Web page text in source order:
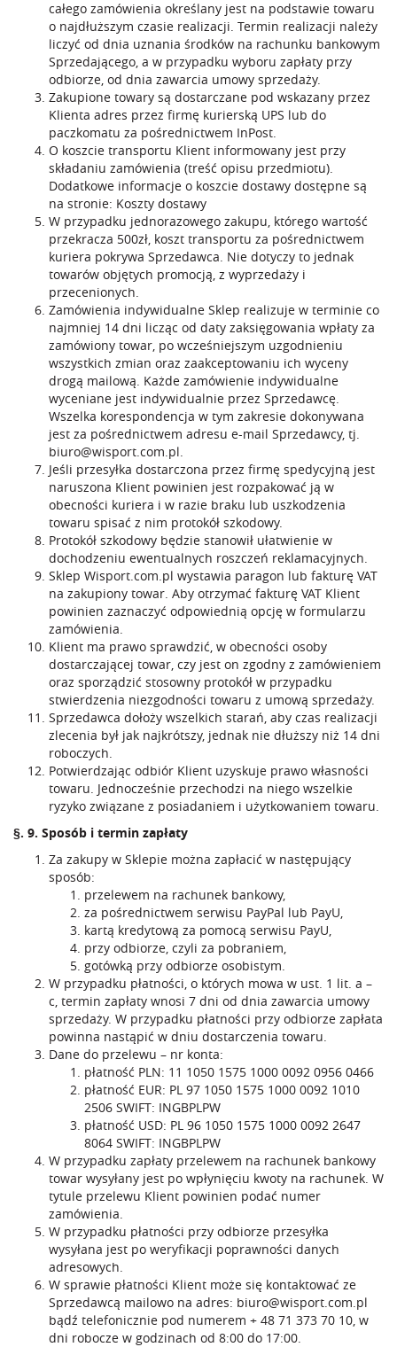
całego zamówienia określany jest na podstawie towaru
o najdłuższym czasie realizacji. Termin realizacji należy
liczyć od dnia uznania środków na rachunku bankowym
Sprzedającego, a w przypadku wyboru zapłaty przy
odbiorze, od dnia zawarcia umowy sprzedaży.
Zakupione towary są dostarczane pod wskazany przez
Klienta adres przez firmę kurierską UPS lub do
paczkomatu za pośrednictwem InPost.
O koszcie transportu Klient informowany jest przy
składaniu zamówienia (treść opisu przedmiotu).
Dodatkowe informacje o koszcie dostawy dostępne są
na stronie: Koszty dostawy
W przypadku jednorazowego zakupu, którego wartość
przekracza 500zł, koszt transportu za pośrednictwem
kuriera pokrywa Sprzedawca. Nie dotyczy to jednak
towarów objętych promocją, z wyprzedaży i
przecenionych.
Zamówienia indywidualne Sklep realizuje w terminie co
najmniej 14 dni licząc od daty zaksięgowania wpłaty za
zamówiony towar, po wcześniejszym uzgodnieniu
wszystkich zmian oraz zaakceptowaniu ich wyceny
drogą mailową. Każde zamówienie indywidualne
wyceniane jest indywidualnie przez Sprzedawcę.
Wszelka korespondencja w tym zakresie dokonywana
jest za pośrednictwem adresu e-mail Sprzedawcy, tj.
biuro@wisport.com.pl.
Jeśli przesyłka dostarczona przez firmę spedycyjną jest
naruszona Klient powinien jest rozpakować ją w
obecności kuriera i w razie braku lub uszkodzenia
towaru spisać z nim protokół szkodowy.
Protokół szkodowy będzie stanowił ułatwienie w
dochodzeniu ewentualnych roszczeń reklamacyjnych.
Sklep Wisport.com.pl wystawia paragon lub fakturę VAT
na zakupiony towar. Aby otrzymać fakturę VAT Klient
powinien zaznaczyć odpowiednią opcję w formularzu
zamówienia.
Klient ma prawo sprawdzić, w obecności osoby
dostarczającej towar, czy jest on zgodny z zamówieniem
oraz sporządzić stosowny protokół w przypadku
stwierdzenia niezgodności towaru z umową sprzedaży.
Sprzedawca dołoży wszelkich starań, aby czas realizacji
zlecenia był jak najkrótszy, jednak nie dłuższy niż 14 dni
roboczych.
Potwierdzając odbiór Klient uzyskuje prawo własności
towaru. Jednocześnie przechodzi na niego wszelkie
ryzyko związane z posiadaniem i użytkowaniem towaru.
§. 9. Sposób i termin zapłaty
Za zakupy w Sklepie można zapłacić w następujący
sposób:
przelewem na rachunek bankowy,
za pośrednictwem serwisu PayPal lub PayU,
kartą kredytową za pomocą serwisu PayU,
przy odbiorze, czyli za pobraniem,
gotówką przy odbiorze osobistym.
W przypadku płatności, o których mowa w ust. 1 lit. a –
c, termin zapłaty wnosi 7 dni od dnia zawarcia umowy
sprzedaży. W przypadku płatności przy odbiorze zapłata
powinna nastąpić w dniu dostarczenia towaru.
Dane do przelewu – nr konta:
płatność PLN: 11 1050 1575 1000 0092 0956 0466
płatność EUR: PL 97 1050 1575 1000 0092 1010
2506 SWIFT: INGBPLPW
płatność USD: PL 96 1050 1575 1000 0092 2647
8064 SWIFT: INGBPLPW
W przypadku zapłaty przelewem na rachunek bankowy
towar wysyłany jest po wpłynięciu kwoty na rachunek. W
tytule przelewu Klient powinien podać numer
zamówienia.
W przypadku płatności przy odbiorze przesyłka
wysyłana jest po weryfikacji poprawności danych
adresowych.
W sprawie płatności Klient może się kontaktować ze
Sprzedawcą mailowo na adres: biuro@wisport.com.pl
bądź telefonicznie pod numerem + 48 71 373 70 10, w
dni robocze w godzinach od 8:00 do 17:00.